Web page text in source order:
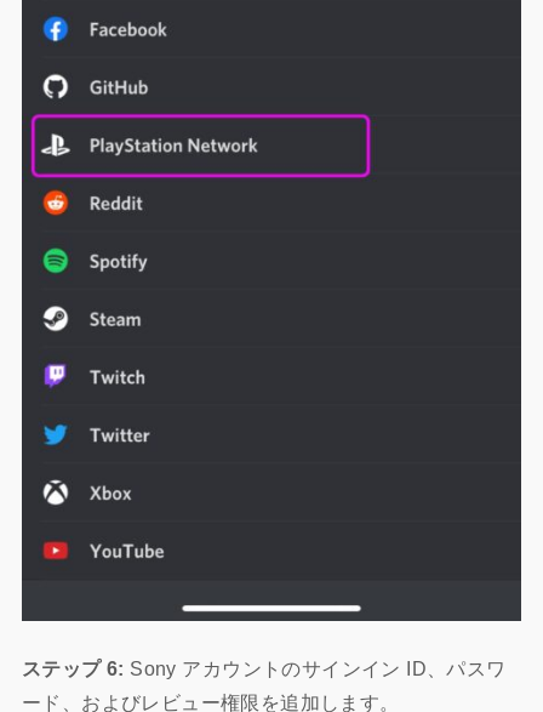
ステップ 6: Sony アカウントのサインイン ID、パスワ
ード、およびレビュー権限を追加します。